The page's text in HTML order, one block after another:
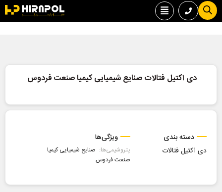
دی اکتیل فتالات صنایع شیمیایی کیمیا صنعت فردوس
دسته بندی
دی اکتیل فتالات
ویژگی‌ها
پتروشیمی‌ها: صنایع شیمیایی کیمیا
صنعت فردوس